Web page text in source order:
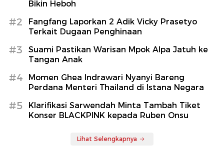
Bikin Heboh
#2
Fangfang Laporkan 2 Adik Vicky Prasetyo
Terkait Dugaan Penghinaan
#3
Suami Pastikan Warisan Mpok Alpa Jatuh ke
Tangan Anak
#4
Momen Ghea Indrawari Nyanyi Bareng
Perdana Menteri Thailand di Istana Negara
#5
Klarifikasi Sarwendah Minta Tambah Tiket
Konser BLACKPINK kepada Ruben Onsu
Lihat Selengkapnya